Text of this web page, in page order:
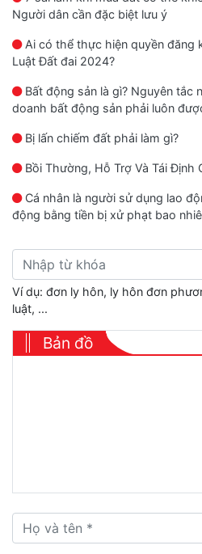
Người dân cần đặc biệt lưu ý
Ai có thể thực hiện quyền đăng
Luật Đất đai 2024?
Bất động sản là gì? Nguyên tắc
doanh bất động sản phải luôn
Bị lấn chiếm đất phải làm gì?
Bồi Thường, Hỗ Trợ Và Tái Định
Cá nhân là người sử dụng lao
động bằng tiền bị xử phạt bao
Ví dụ: đơn ly hôn, ly hôn đơn
luật, ...
Bản đồ